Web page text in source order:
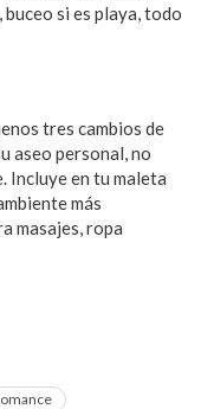
buceo si es playa, todo
tres cambios de
aseo personal, no
Incluye en tu maleta
más
masajes, ropa